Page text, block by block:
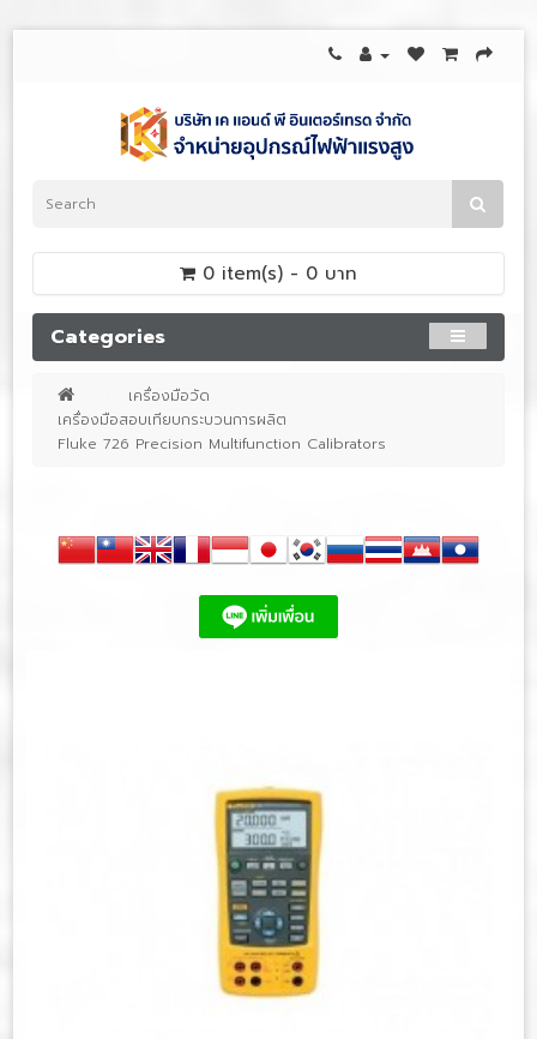
0 item(s) - 0 บาท
Categories
เครื่องมือวัด
เครื่องมือสอบเทียบกระบวนการผลิต
Fluke 726 Precision Multifunction Calibrators